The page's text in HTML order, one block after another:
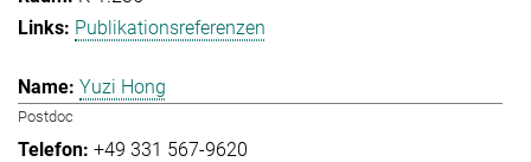
Publikationsreferenzen
Yuzi Hong
Postdoc
+49 331 567-9620